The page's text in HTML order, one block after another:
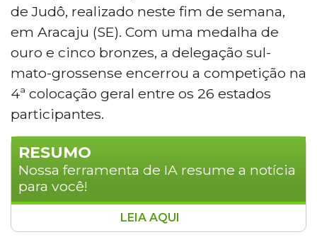
de Judô, realizado neste fim de semana,
em Aracaju (SE). Com uma medalha de
ouro e cinco bronzes, a delegação sul-
mato-grossense encerrou a competição na
4ª colocação geral entre os 26 estados
participantes.
RESUMO
Nossa ferramenta de IA resume a notícia
para você!
A delegação de Mato Grosso do Sul
LEIA AQUI